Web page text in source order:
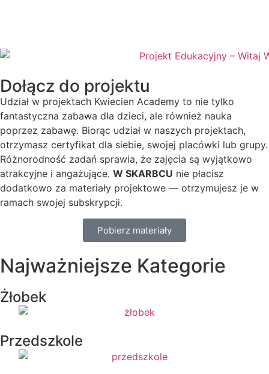
Dołącz do projektu
Udział w projektach Kwiecien Academy to nie tylko
fantastyczna zabawa dla dzieci, ale również nauka
poprzez zabawę. Biorąc udział w naszych projektach,
otrzymasz certyfikat dla siebie, swojej placówki lub grupy.
Różnorodność zadań sprawia, że zajęcia są wyjątkowo
atrakcyjne i angażujące. W SKARBCU nie płacisz
dodatkowo za materiały projektowe — otrzymujesz je w
ramach swojej subskrypcji.
Pobierz materiały
Najważniejsze Kategorie
Żłobek
Przedszkole